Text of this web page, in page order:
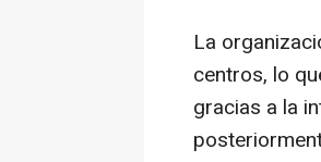
La
centros, lo
gracias a la